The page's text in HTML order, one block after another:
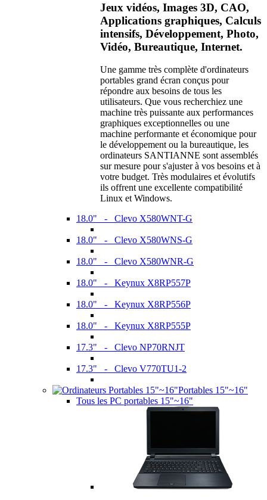
Jeux vidéos, Images 3D, CAO,
Applications graphiques, Calculs
intensifs, Développement, Photo,
Vidéo, Bureautique, Internet.
Une gamme très complète d'ordinateurs
portables grand écran conçus pour
répondre aux besoins de tous les
utilisateurs. Que vous recherchiez une
machine très puissante aux performances
graphiques exceptionnelles ou une
machine performante et économique pour
le développement ou la bureautique, les
ordinateurs SANTIANNE sont assemblés
sur mesure pour s'ajuster à vos besoins et à
votre budget. Très modulaires et évolutifs
ils offrent une excellente compatibilité
Linux et Windows.
18.0" - Clevo X580WNT-G
18.0" - Clevo X580WNS-G
18.0" - Clevo X580WNR-G
18.0" - Keynux X8RP557P
18.0" - Keynux X8RP556P
18.0" - Keynux X8RP555P
17.3" - Clevo NP70RNJT
17.3" - Clevo V770TU1-2
Portables 15"~16"
Tous les PC portables 15"~16"